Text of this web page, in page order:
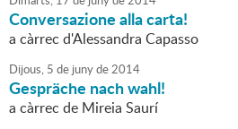
Conversazione alla carta!
a càrrec d'Alessandra Capasso
Dijous, 5 de junyde2014
Gespräche nach wahl!
a càrrec de Mireia Saurí